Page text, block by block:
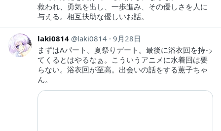
救われ、勇気を出し、一歩進み、その優しさを人に
与える。相互扶助な優しいお話。
laki0814 laki0814 9月28日
まずはAパート。夏祭りデート。最後に浴衣回を持っ
てくるとはやるなぁ。こういうアニメに水着回は要
らない。浴衣回が至高。出会いの話をする薫子ちゃ
ん。